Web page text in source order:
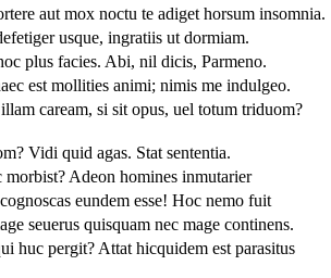
aut mox noctu te adiget horsum insomnia.
usque, ingratiis ut dormiam.
plus facies. Abi, nil dicis, Parmeno.
est mollities animi; nimis me indulgeo.
caream, si sit opus, uel totum triduom?
Vidi quid agas. Stat sententia.
Adeon homines inmutarier
eundem esse! Hoc nemo fuit
seuerus quisquam nec mage continens.
huc pergit? Attat hicquidem est parasitus